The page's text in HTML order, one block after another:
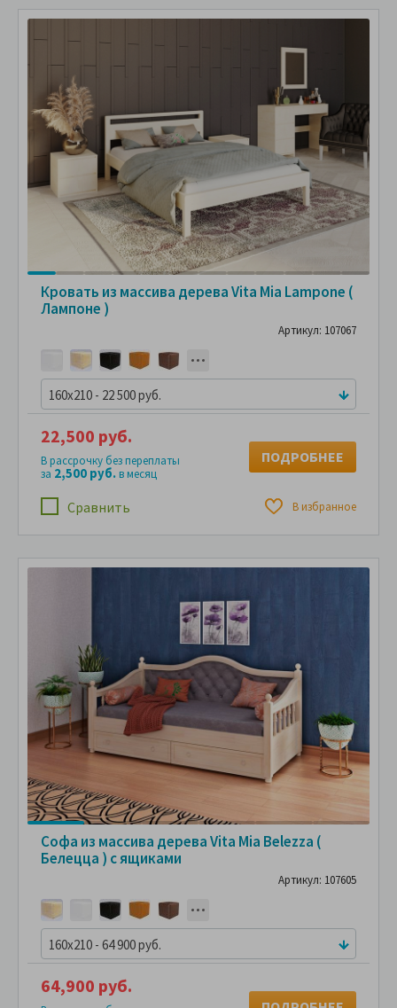
Кровать из массива дерева Vita Mia Lampone (
Лампоне )
Артикул: 107067
160x210 - 22 500 руб.
Сравнить В избранное
22,500 руб.
В рассрочку без переплаты
за 2,500 руб.в месяц
ПОДРОБНЕЕ
Софа из массива дерева Vita Mia Belezza (
Белецца ) с ящиками
Артикул: 107605
160x210 - 64 900 руб.
64,900 руб.